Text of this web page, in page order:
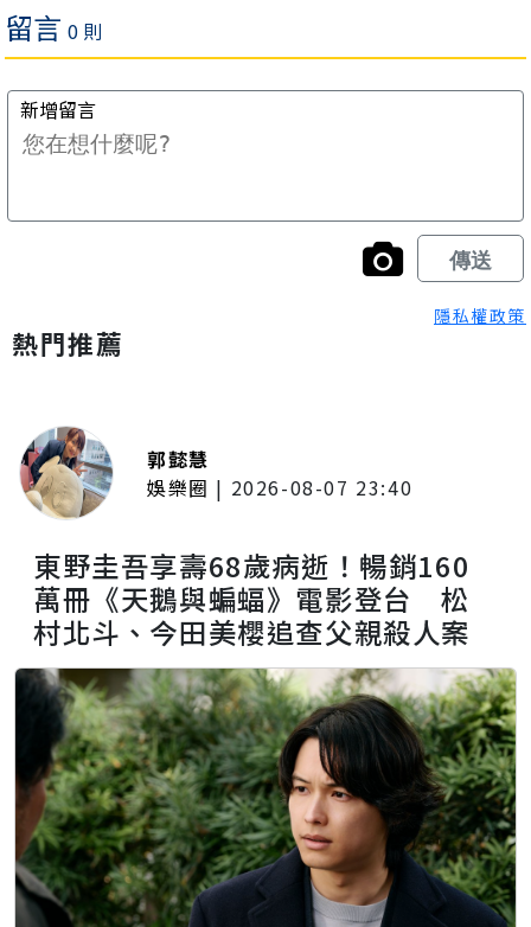
隱私權政策
熱門推薦
郭懿慧
娛樂圈 | 2026-08-07 23:40
東野圭吾享壽68歲病逝！暢銷160
萬冊《天鵝與蝙蝠》電影登台 松
村北斗、今田美櫻追查父親殺人案